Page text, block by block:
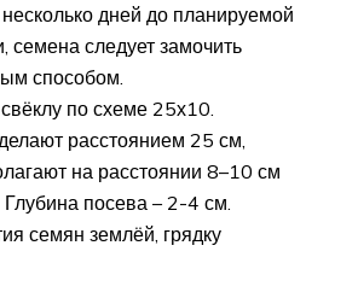
дней до планируемой
семена следует замочить
способом.
по схеме 25х10.
расстоянием 25 см,
на расстоянии 8–10 см
Глубина посева – 2-4 см.
семян землёй, грядку